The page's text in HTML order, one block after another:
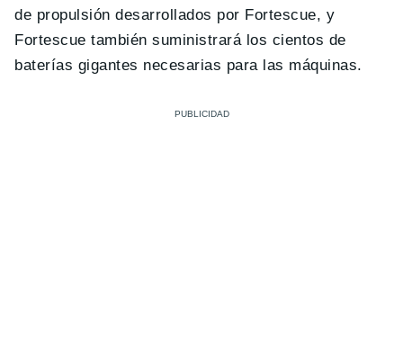
de propulsión desarrollados por Fortescue, y
Fortescue también suministrará los cientos de
baterías gigantes necesarias para las máquinas.